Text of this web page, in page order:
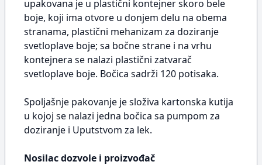
upakovana je u plastični kontejner skoro bele
boje, koji ima otvore u donjem delu na obema
stranama, plastični mehanizam za doziranje
svetloplave boje; sa bočne strane i na vrhu
kontejnera se nalazi plastični zatvarač
svetloplave boje. Bočica sadrži 120 potisaka.
Spoljašnje pakovanje je složiva kartonska kutija
u kojoj se nalazi jedna bočica sa pumpom za
doziranje i Uputstvom za lek.
Nosilac dozvole i proizvođač